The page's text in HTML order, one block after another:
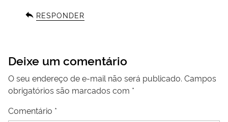
RESPONDER
Deixe um comentário
O seu endereço de e-mail não será publicado. Campos
obrigatórios são marcados com *
Comentário *